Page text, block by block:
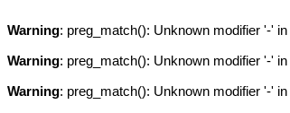
Warning: preg_match(): Unknown modifier '-' in
Warning: preg_match(): Unknown modifier '-' in
Warning: preg_match(): Unknown modifier '-' in